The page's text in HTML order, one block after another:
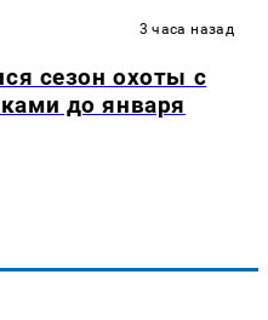
3 часа назад
сезон охоты с
до января